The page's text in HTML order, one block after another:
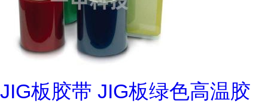
JIG板胶带 JIG板绿色高温胶